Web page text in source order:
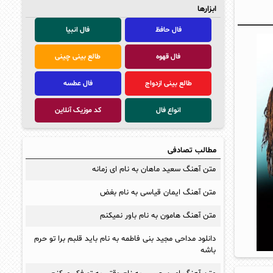
ابزارها
فال حافظ فال انبیا
فال قهوه طالع بینی چینی
طالع بینی ازدواج فال عطسه
انواع فال کد موزیک آنلاین
مطالب تصادفی
متن آهنگ سعید ماهان به نام ای زمانه
متن آهنگ ایمان قیاسی به نام بغض
متن آهنگ هامون به نام باور نمیکنم
دانلود مداحی مجید بنی فاطمه به نام باید قلبم برا تو حرم
باشه